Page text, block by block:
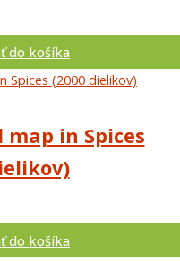
do košíka
map in Spices
do košíka